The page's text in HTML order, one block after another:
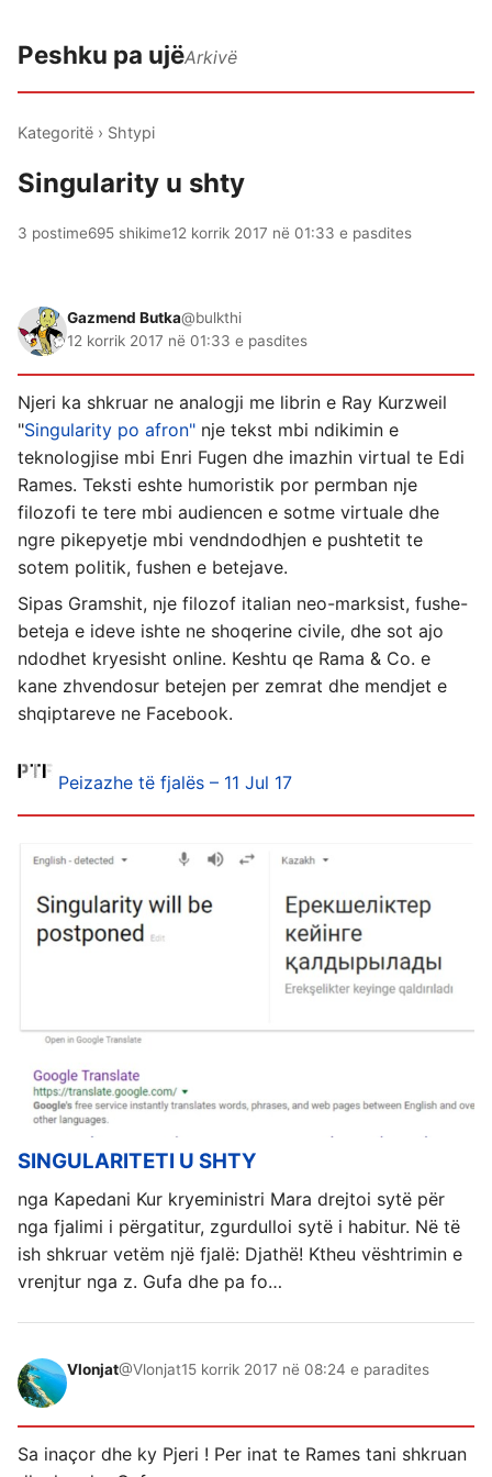
Peshku pa ujëArkivë
Kategoritë › Shtypi
Singularity u shty
3 postime695 shikime12 korrik 2017 në 01:33 e pasdites
Gazmend Butka@bulkthi
12 korrik 2017 në 01:33 e pasdites
Njeri ka shkruar ne analogji me librin e Ray Kurzweil
"Singularity po afron" nje tekst mbi ndikimin e
teknologjise mbi Enri Fugen dhe imazhin virtual te Edi
Rames. Teksti eshte humoristik por permban nje
filozofi te tere mbi audiencen e sotme virtuale dhe
ngre pikepyetje mbi vendndodhjen e pushtetit te
sotem politik, fushen e betejave.
Sipas Gramshit, nje filozof italian neo-marksist, fushe-
beteja e ideve ishte ne shoqerine civile, dhe sot ajo
ndodhet kryesisht online. Keshtu qe Rama & Co. e
kane zhvendosur betejen per zemrat dhe mendjet e
shqiptareve ne Facebook.
Peizazhe të fjalës – 11 Jul 17
SINGULARITETI U SHTY
nga Kapedani Kur kryeministri Mara drejtoi sytë për
nga fjalimi i përgatitur, zgurdulloi sytë i habitur. Në të
ish shkruar vetëm një fjalë: Djathë! Ktheu vështrimin e
vrenjtur nga z. Gufa dhe pa fo…
Vlonjat@Vlonjat15 korrik 2017 në 08:24 e paradites
Sa inaçor dhe ky Pjeri ! Per inat te Rames tani shkruan